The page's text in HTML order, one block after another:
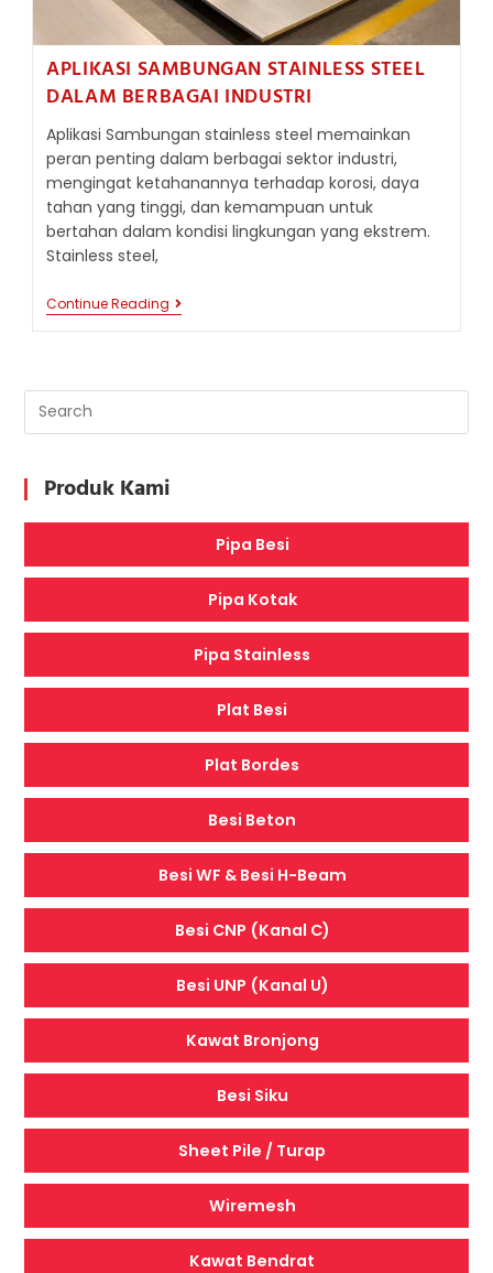
APLIKASI SAMBUNGAN STAINLESS STEEL
DALAM BERBAGAI INDUSTRI
Aplikasi Sambungan stainless steel memainkan
peran penting dalam berbagai sektor industri,
mengingat ketahanannya terhadap korosi, daya
tahan yang tinggi, dan kemampuan untuk
bertahan dalam kondisi lingkungan yang ekstrem.
Stainless steel,
Continue Reading APLIKASI
SAMBUNGAN
BERBAGAI
Produk Kami
Pipa Besi
Pipa Kotak
Pipa Stainless
Plat Besi
Plat Bordes
Besi Beton
Besi WF & Besi H-Beam
Besi CNP (Kanal C)
Besi UNP (Kanal U)
Kawat Bronjong
Besi Siku
Sheet Pile / Turap
Wiremesh
Kawat Bendrat